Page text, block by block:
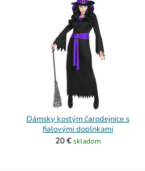
Dámsky kostým čarodejnice s
fialovými doplnkami
20 €skladom